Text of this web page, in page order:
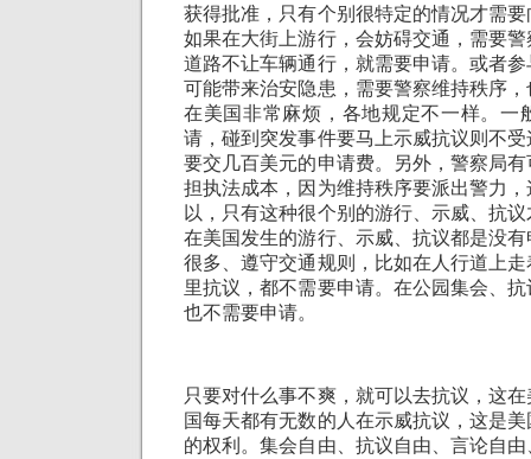
获得批准，只有个别很特定的情况才需
如果在大街上游行，会妨碍交通，需要
道路不让车辆通行，就需要申请。或者
可能带来治安隐患，需要警察维持秩序
在美国非常麻烦，各地规定不一样。一
请，碰到突发事件要马上示威抗议则不
要交几百美元的申请费。另外，警察局
担执法成本，因为维持秩序要派出警力
以，只有这种很个别的游行、示威、抗
在美国发生的游行、示威、抗议都是没
很多、遵守交通规则，比如在人行道上
里抗议，都不需要申请。在公园集会、
也不需要申请。
只要对什么事不爽，就可以去抗议，这
国每天都有无数的人在示威抗议，这是
的权利。集会自由、抗议自由、言论自